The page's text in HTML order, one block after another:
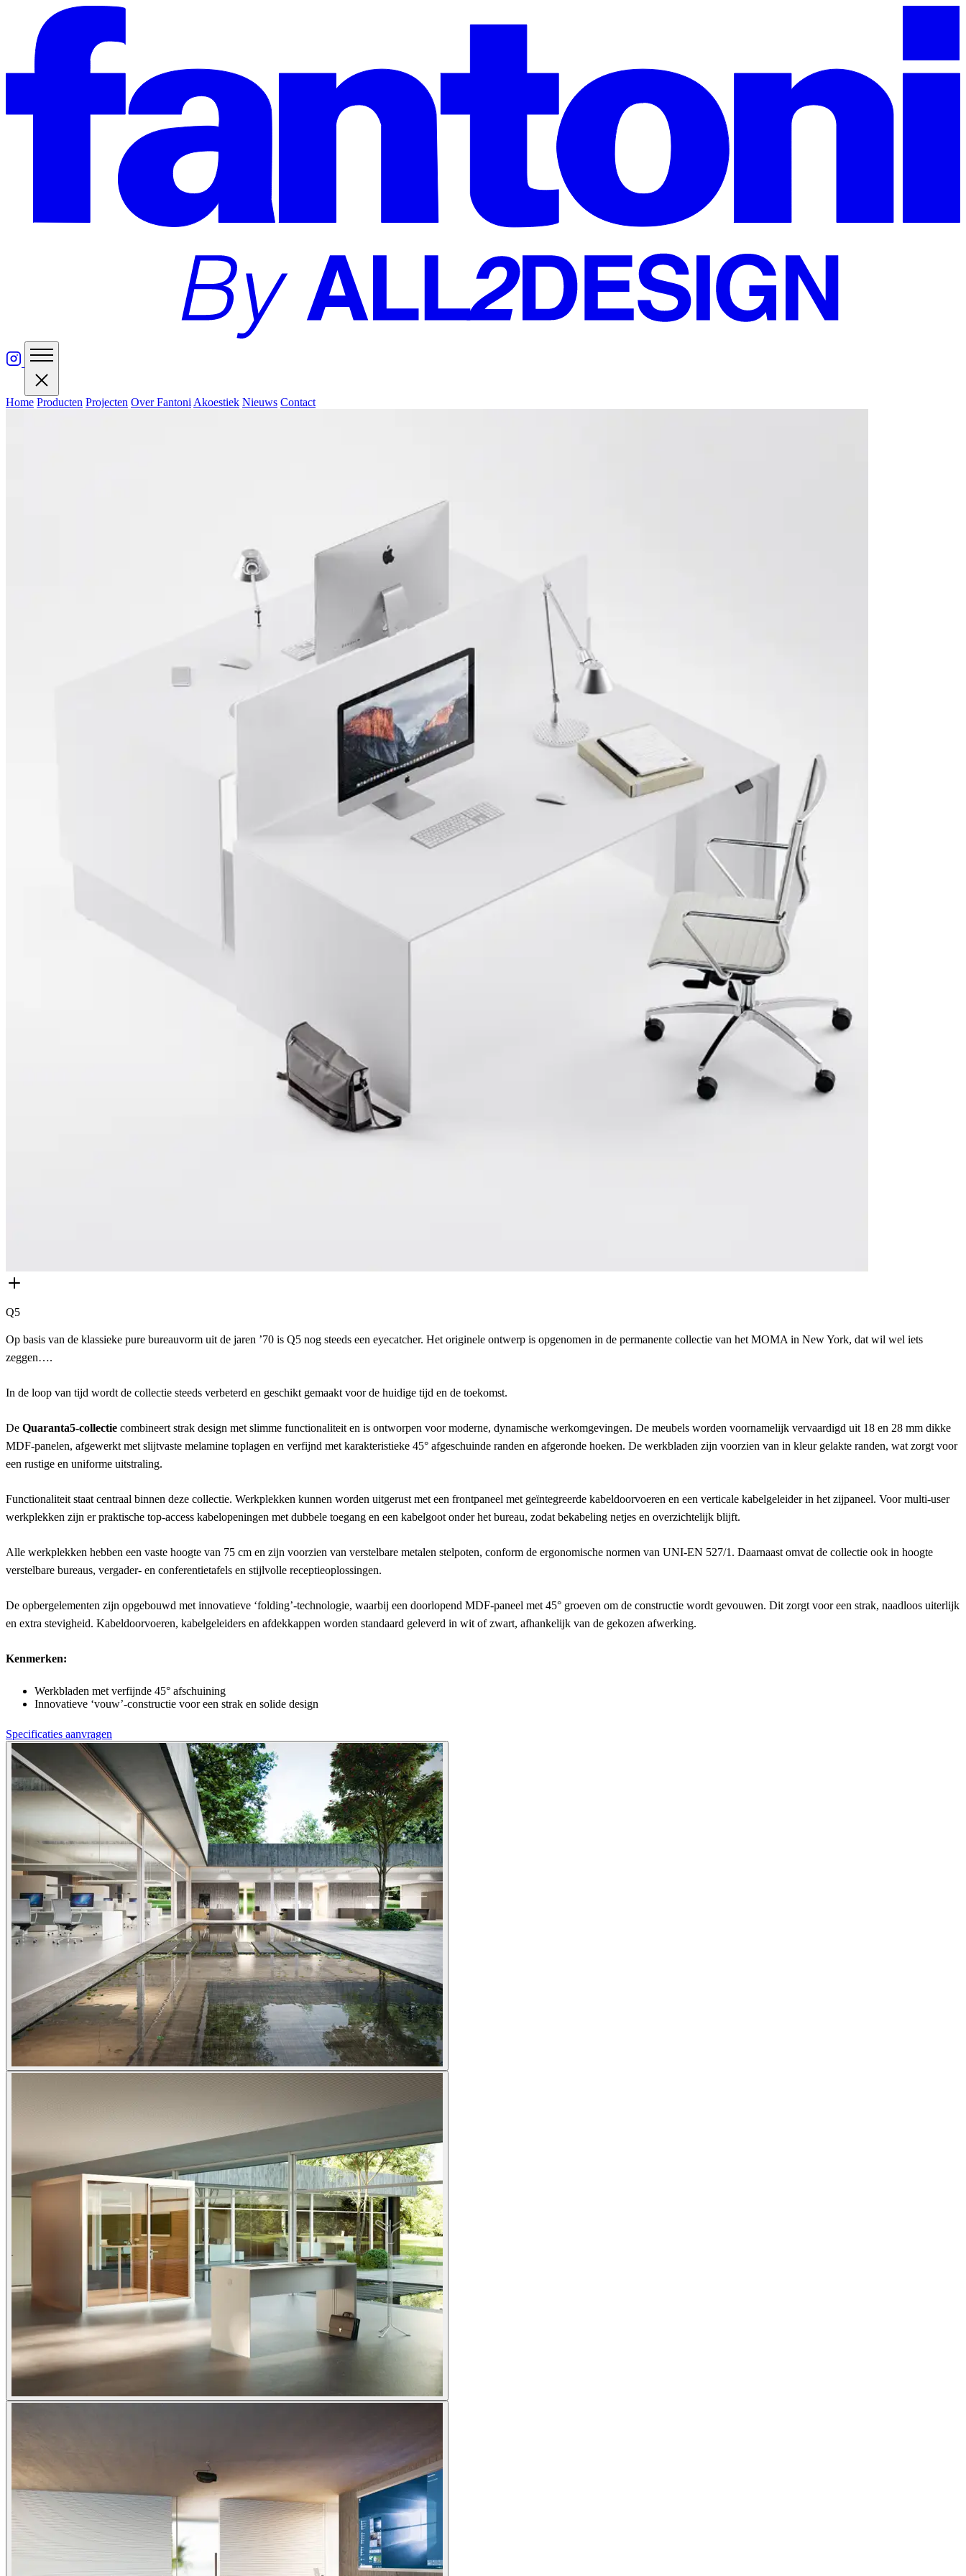
Home Producten Projecten Over Fantoni Akoestiek Nieuws Contact
Q5
Op basis van de klassieke pure bureauvorm uit de jaren ’70 is Q5 nog steeds een eyecatcher. Het originele ontwerp is opgenomen in de permanente collectie van het MOMA in New York, dat wil wel iets
zeggen….
In de loop van tijd wordt de collectie steeds verbeterd en geschikt gemaakt voor de huidige tijd en de toekomst.
De Quaranta5-collectie combineert strak design met slimme functionaliteit en is ontworpen voor moderne, dynamische werkomgevingen. De meubels worden voornamelijk vervaardigd uit 18 en 28 mm dikke
MDF-panelen, afgewerkt met slijtvaste melamine toplagen en verfijnd met karakteristieke 45° afgeschuinde randen en afgeronde hoeken. De werkbladen zijn voorzien van in kleur gelakte randen, wat zorgt voor
een rustige en uniforme uitstraling.
Functionaliteit staat centraal binnen deze collectie. Werkplekken kunnen worden uitgerust met een frontpaneel met geïntegreerde kabeldoorvoeren en een verticale kabelgeleider in het zijpaneel. Voor multi-user
werkplekken zijn er praktische top-access kabelopeningen met dubbele toegang en een kabelgoot onder het bureau, zodat bekabeling netjes en overzichtelijk blijft.
Alle werkplekken hebben een vaste hoogte van 75 cm en zijn voorzien van verstelbare metalen stelpoten, conform de ergonomische normen van UNI-EN 527/1. Daarnaast omvat de collectie ook in hoogte
verstelbare bureaus, vergader- en conferentietafels en stijlvolle receptieoplossingen.
De opbergelementen zijn opgebouwd met innovatieve ‘folding’-technologie, waarbij een doorlopend MDF-paneel met 45° groeven om de constructie wordt gevouwen. Dit zorgt voor een strak, naadloos uiterlijk
en extra stevigheid. Kabeldoorvoeren, kabelgeleiders en afdekkappen worden standaard geleverd in wit of zwart, afhankelijk van de gekozen afwerking.
Kenmerken:
Werkbladen met verfijnde 45° afschuining
Innovatieve ‘vouw’-constructie voor een strak en solide design
Specificaties aanvragen